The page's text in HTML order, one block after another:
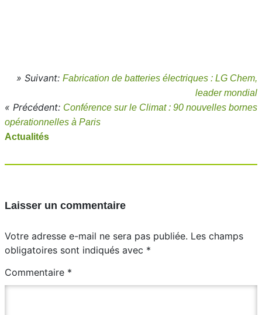
» Suivant: Fabrication de batteries électriques : LG Chem,
leader mondial
« Précédent: Conférence sur le Climat : 90 nouvelles bornes
opérationnelles à Paris
Actualités
Laisser un commentaire
Votre adresse e-mail ne sera pas publiée. Les champs
obligatoires sont indiqués avec *
Commentaire *